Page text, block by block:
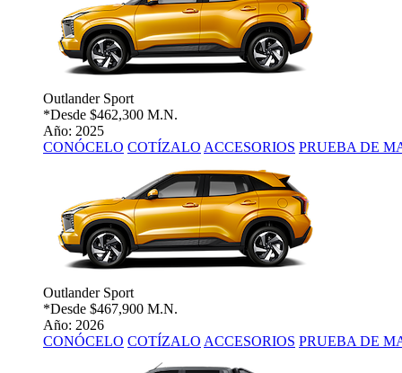
Outlander Sport
*Desde $462,300 M.N.
Año: 2025
CONÓCELO COTÍZALO ACCESORIOS PRUEBA DE
Outlander Sport
*Desde $467,900 M.N.
Año: 2026
CONÓCELO COTÍZALO ACCESORIOS PRUEBA DE